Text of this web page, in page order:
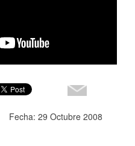
Fecha: 29 Octubre 2008